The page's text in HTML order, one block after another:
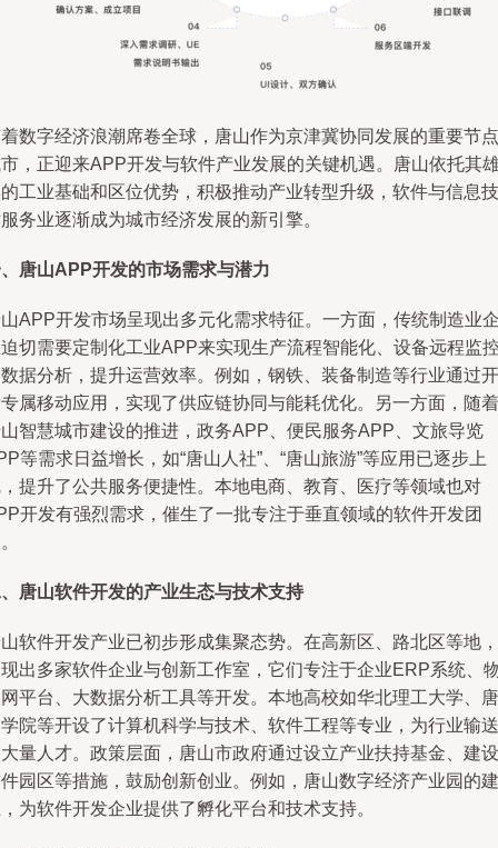
数字经济浪潮席卷全球，唐山作为京津冀协同发展的重要节点
，正迎来APP开发与软件产业发展的关键机遇。唐山依托其
工业基础和区位优势，积极推动产业转型升级，软件与信息技
务业逐渐成为城市经济发展的新引擎。
唐山APP开发的市场需求与潜力
APP开发市场呈现出多元化需求特征。一方面，传统制造业
切需要定制化工业APP来实现生产流程智能化、设备远程监
据分析，提升运营效率。例如，钢铁、装备制造等行业通过开
属移动应用，实现了供应链协同与能耗优化。另一方面，随着
智慧城市建设的推进，政务APP、便民服务APP、文旅导览
等需求日益增长，如“唐山人社”、“唐山旅游”等应用已逐步上
提升了公共服务便捷性。本地电商、教育、医疗等领域也对
开发有强烈需求，催生了一批专注于垂直领域的软件开发团
唐山软件开发的产业生态与技术支持
软件开发产业已初步形成集聚态势。在高新区、路北区等地，
出多家软件企业与创新工作室，它们专注于企业ERP系统、
平台、大数据分析工具等开发。本地高校如华北理工大学、唐
院等开设了计算机科学与技术、软件工程等专业，为行业输送
量人才。政策层面，唐山市政府通过设立产业扶持基金、建设
园区等措施，鼓励创新创业。例如，唐山数字经济产业园的建
为软件开发企业提供了孵化平台和技术支持。